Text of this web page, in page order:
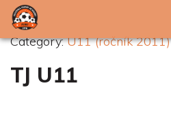
Category:U11 (ročník 2011)
TJ U11